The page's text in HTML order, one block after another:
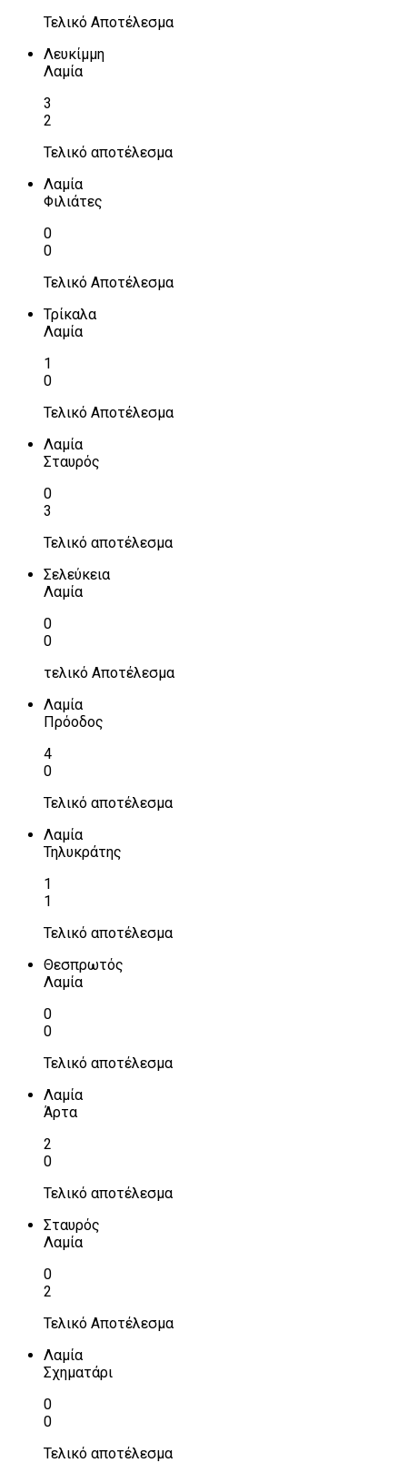
Τελικό Αποτέλεσμα
Λευκίμμη
Λαμία
3
2
Τελικό αποτέλεσμα
Λαμία
Φιλιάτες
0
0
Τελικό Αποτέλεσμα
Τρίκαλα
Λαμία
1
0
Τελικό Αποτέλεσμα
Λαμία
Σταυρός
0
3
Τελικό αποτέλεσμα
Σελεύκεια
Λαμία
0
0
τελικό Αποτέλεσμα
Λαμία
Πρόοδος
4
0
Τελικό αποτέλεσμα
Λαμία
Τηλυκράτης
1
1
Τελικό αποτέλεσμα
Θεσπρωτός
Λαμία
0
0
Τελικό αποτέλεσμα
Λαμία
Άρτα
2
0
Τελικό αποτέλεσμα
Σταυρός
Λαμία
0
2
Τελικό Αποτέλεσμα
Λαμία
Σχηματάρι
0
0
Τελικό αποτέλεσμα